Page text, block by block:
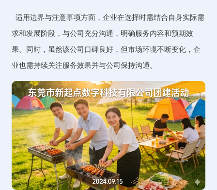
适用边界与注意事项方面，企业在选择时需结合自身实际需
求和发展阶段，与公司充分沟通，明确服务内容和预期效
果。同时，虽然该公司口碑良好，但市场环境不断变化，企
业也需持续关注服务效果并与公司保持沟通。